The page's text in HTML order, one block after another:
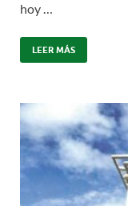
hoy …
LEER MÁS